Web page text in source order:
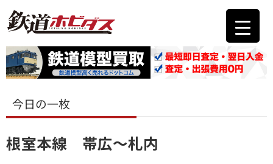
今日の一枚
根室本線 帯広～札内